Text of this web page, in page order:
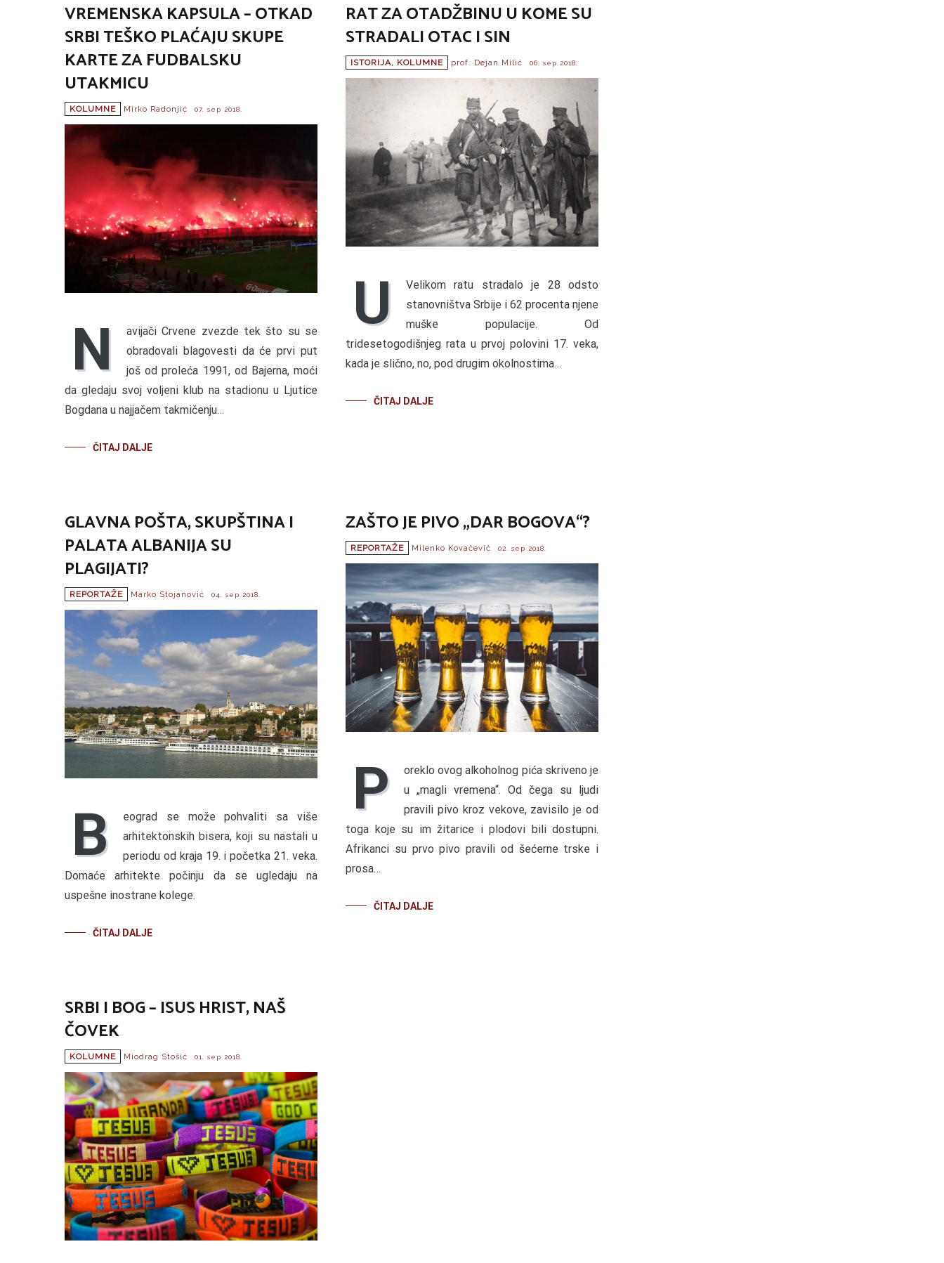
VREMENSKA KAPSULA – OTKAD
SRBI TEŠKO PLAĆAJU SKUPE
KARTE ZA FUDBALSKU
UTAKMICU
KOLUMNE Mirko Radonjić 07. sep 2018.
N
avijači Crvene zvezde tek što su se
obradovali blagovesti da će prvi put
još od proleća 1991, od Bajerna, moći
da gledaju svoj voljeni klub na stadionu u Ljutice
Bogdana u najjačem takmičenju…
ČITAJ DALJE
RAT ZA OTADŽBINU U KOME SU
STRADALI OTAC I SIN
ISTORIJA, KOLUMNE prof. Dejan Milić 06. sep 2018.
U
Velikom ratu stradalo je 28 odsto
stanovništva Srbije i 62 procenta njene
muške populacije. Od
tridesetogodišnjeg rata u prvoj polovini 17. veka,
kada je slično, no, pod drugim okolnostima…
ČITAJ DALJE
GLAVNA POŠTA, SKUPŠTINA I
PALATA ALBANIJA SU
PLAGIJATI?
REPORTAŽE Marko Stojanović 04. sep 2018.
B
eograd se može pohvaliti sa više
arhitektonskih bisera, koji su nastali u
periodu od kraja 19. i početka 21. veka.
Domaće arhitekte počinju da se ugledaju na
uspešne inostrane kolege.
ČITAJ DALJE
ZAŠTO JE PIVO „DAR BOGOVA“?
REPORTAŽE Milenko Kovačević 02. sep 2018.
P
oreklo ovog alkoholnog pića skriveno je
u „magli vremena“. Od čega su ljudi
pravili pivo kroz vekove, zavisilo je od
toga koje su im žitarice i plodovi bili dostupni.
Afrikanci su prvo pivo pravili od šećerne trske i
prosa…
ČITAJ DALJE
SRBI I BOG – ISUS HRIST, NAŠ
ČOVEK
KOLUMNE Miodrag Stošić 01. sep 2018.